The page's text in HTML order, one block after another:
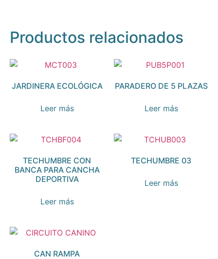
Productos relacionados
JARDINERA ECOLÓGICA
Leer más
PARADERO DE 5 PLAZAS
Leer más
TECHUMBRE CON
BANCA PARA CANCHA
DEPORTIVA
Leer más
TECHUMBRE 03
Leer más
CAN RAMPA